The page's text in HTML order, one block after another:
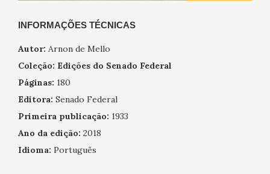
INFORMAÇÕES TÉCNICAS
Autor: Arnon de Mello
Coleção: Edições do Senado Federal
Páginas: 180
Editora: Senado Federal
Primeira publicação: 1933
Ano da edição: 2018
Idioma: Português